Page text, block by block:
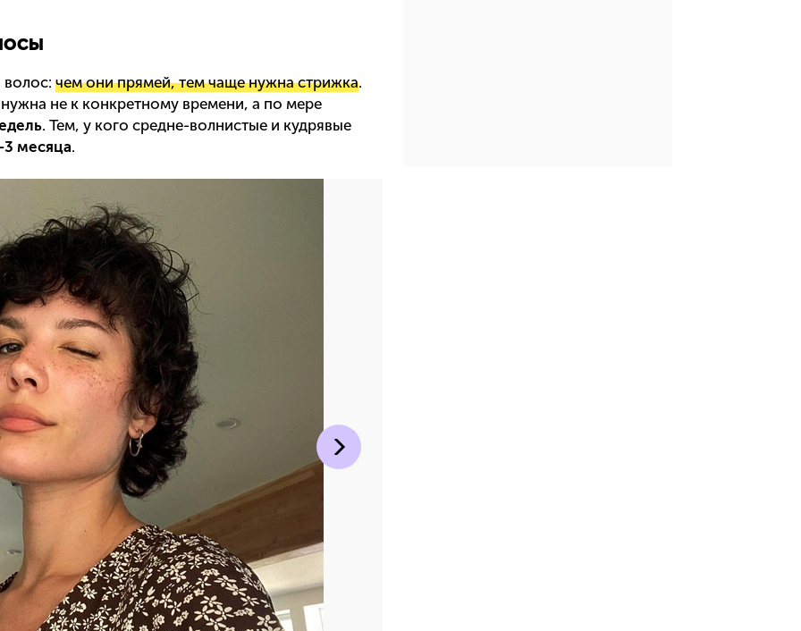
волос: чем они прямей, тем чаще нужна стрижка.
не к конкретному времени, а по мере
. Тем, у кого средне-волнистые и кудрявые
3 месяца.